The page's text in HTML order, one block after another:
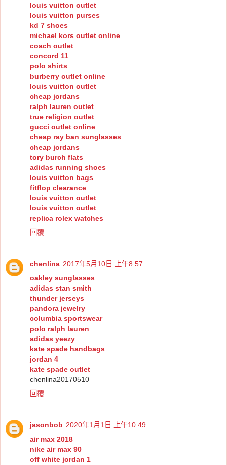
louis vuitton outlet
louis vuitton purses
kd 7 shoes
michael kors outlet online
coach outlet
concord 11
polo shirts
burberry outlet online
louis vuitton outlet
cheap jordans
ralph lauren outlet
true religion outlet
gucci outlet online
cheap ray ban sunglasses
cheap jordans
tory burch flats
adidas running shoes
louis vuitton bags
fitflop clearance
louis vuitton outlet
louis vuitton outlet
replica rolex watches
回覆
chenlina 2017年5月10日 上午8:57
oakley sunglasses
adidas stan smith
thunder jerseys
pandora jewelry
columbia sportswear
polo ralph lauren
adidas yeezy
kate spade handbags
jordan 4
kate spade outlet
chenlina20170510
回覆
jasonbob 2020年1月1日 上午10:49
air max 2018
nike air max 90
off white jordan 1